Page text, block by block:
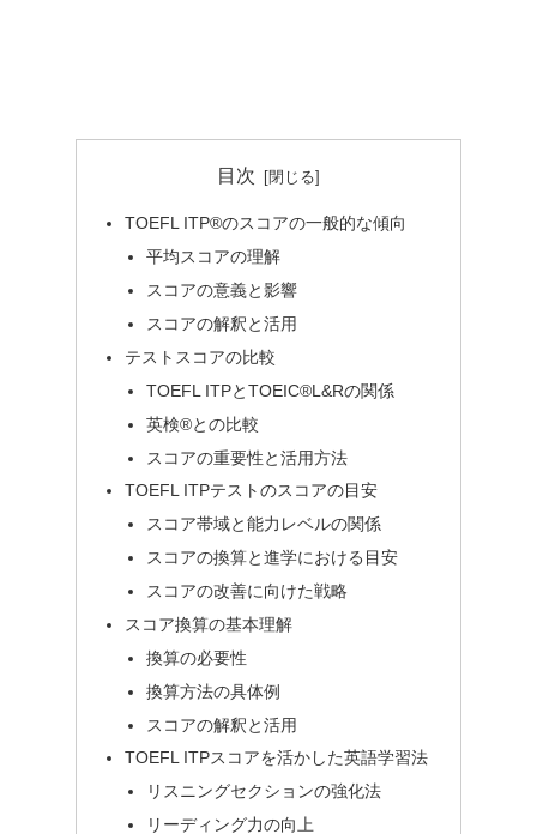
目次
TOEFL ITP®のスコアの一般的な傾向
平均スコアの理解
スコアの意義と影響
スコアの解釈と活用
テストスコアの比較
TOEFL ITPとTOEIC®L&Rの関係
英検®との比較
スコアの重要性と活用方法
TOEFL ITPテストのスコアの目安
スコア帯域と能力レベルの関係
スコアの換算と進学における目安
スコアの改善に向けた戦略
スコア換算の基本理解
換算の必要性
換算方法の具体例
スコアの解釈と活用
TOEFL ITPスコアを活かした英語学習法
リスニングセクションの強化法
リーディング力の向上